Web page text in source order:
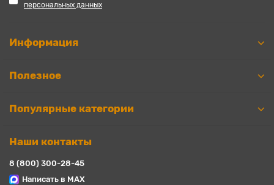
персональных данных
Информация
Полезное
Популярные категории
Наши контакты
8 (800) 300-28-45
Написать в MAX